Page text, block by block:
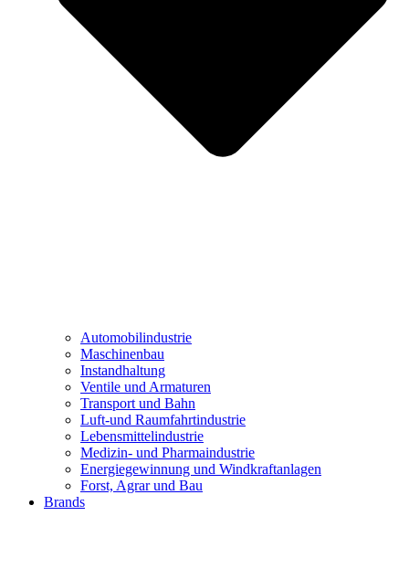
Automobilindustrie
Maschinenbau
Instandhaltung
Ventile und Armaturen
Transport und Bahn
Luft-und Raumfahrtindustrie
Lebensmittelindustrie
Medizin- und Pharmaindustrie
Energiegewinnung und Windkraftanlagen
Forst, Agrar und Bau
Brands